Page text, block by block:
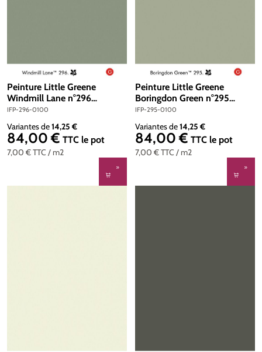
Peinture Little Greene
Windmill Lane n°296
Intelligent Floor Paint 1 litre
IFP-296-0100
7,00 €TTC / m2
Variantes de14,25 €
Prix régulier :
84,00 € TTC le pot
Peinture Little Greene
Boringdon Green n°295
Intelligent Floor Paint 1 litre
IFP-295-0100
7,00 €TTC / m2
Variantes de14,25 €
Prix régulier :
84,00 € TTC le pot